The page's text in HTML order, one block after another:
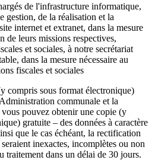
de l'infrastructure informatique,
gestion, de la réalisation et la
internet et extranet, dans la mesure
de leurs missions respectives,
et sociales, à notre secrétariat
dans la mesure nécessaire au
fiscales et sociales
compris sous format électronique)
communale et la
pouvez obtenir une copie (y
gratuite – des données à caractère
que le cas échéant, la rectification
inexactes, incomplètes ou non
traitement dans un délai de 30 jours.